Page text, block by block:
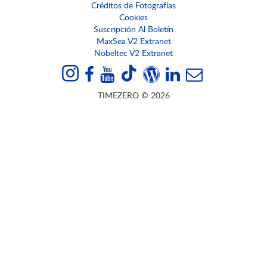
Créditos de Fotografías
Cookies
Suscripción Al Boletín
MaxSea V2 Extranet
Nobeltec V2 Extranet
TIMEZERO © 2026